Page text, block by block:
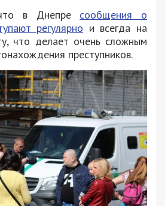
в Днепре сообщения о
регулярно и всегда на
что делает очень сложным
преступников.